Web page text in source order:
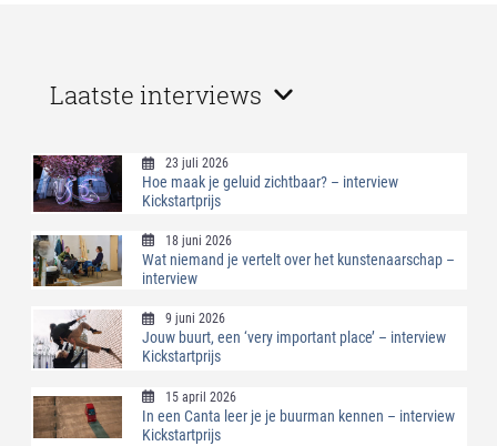
Laatste interviews
23 juli 2026
Hoe maak je geluid zichtbaar? – interview
Kickstartprijs
18 juni 2026
Wat niemand je vertelt over het kunstenaarschap –
interview
9 juni 2026
Jouw buurt, een ‘very important place’ – interview
Kickstartprijs
15 april 2026
In een Canta leer je je buurman kennen – interview
Kickstartprijs